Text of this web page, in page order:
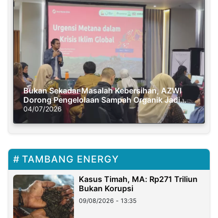
Bukan Sekadar Masalah Kebersihan, AZWI
Dorong Pengelolaan Sampah Organik Jadi
Solusi Krisis Iklim
04/07/2026
TAMBANG ENERGY
Kasus Timah, MA: Rp271 Triliun
Bukan Korupsi
09/08/2026 - 13:35